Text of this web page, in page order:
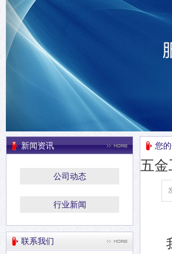
新闻资讯
公司动态
行业新闻
您
五
我
联系我们